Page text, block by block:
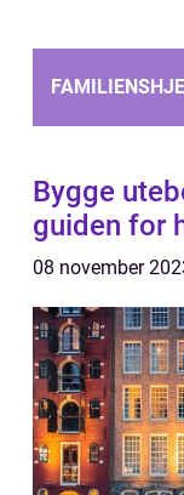
Bygge
guiden for
08 november